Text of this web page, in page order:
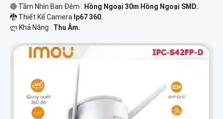
🔴 Tầm Nhìn Ban Đêm : Hồng Ngoại 30m Hồng Ngoại SMD.
🐉️ Thiết Kế Camera Ip67 360.
️ლ Khả Năng : Thu Âm.